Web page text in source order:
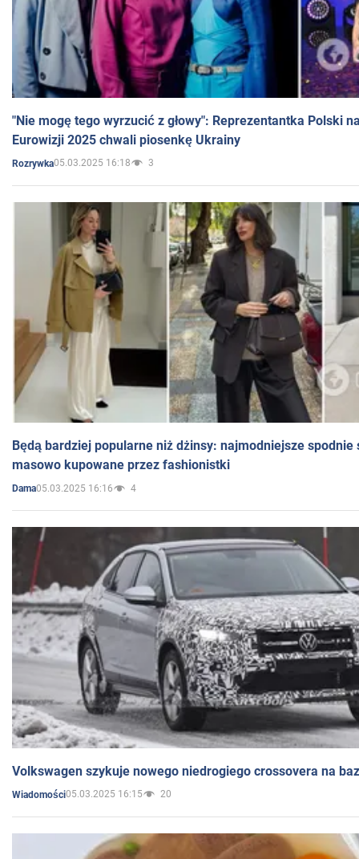
"Nie mogę tego wyrzucić z głowy": Reprezentantka Polski
Eurowizji 2025 chwali piosenkę Ukrainy
Rozrywka05.03.2025 16:18 3
Będą bardziej popularne niż dżinsy: najmodniejsze spodnie
masowo kupowane przez fashionistki
Dama05.03.2025 16:16 4
Volkswagen szykuje nowego niedrogiego crossovera na
Wiadomości05.03.2025 16:15 20